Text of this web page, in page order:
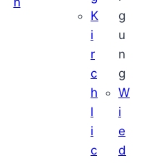
K
i
r
c
h
l
i
c
g
u
n
g
W
i
e
d